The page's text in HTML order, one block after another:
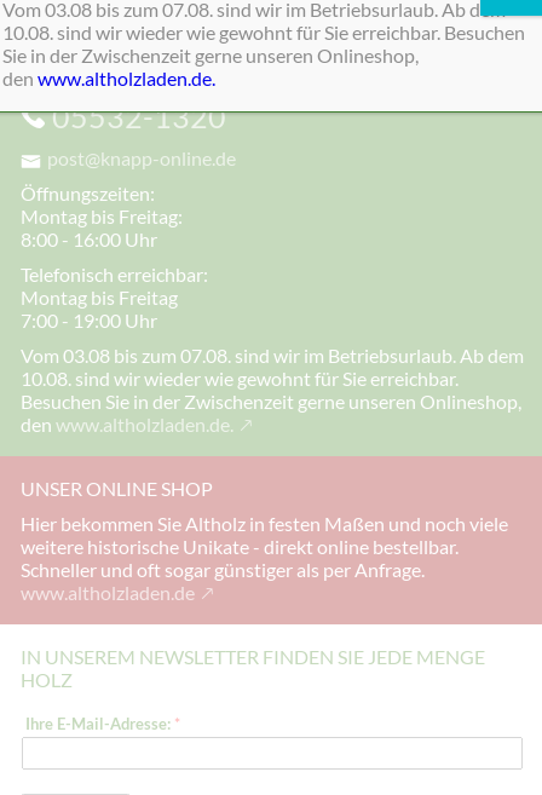
KONTAKT
05532-1320
post@knapp-online.de
Öffnungszeiten:
Montag bis Freitag:
8:00 - 16:00 Uhr
Telefonisch erreichbar:
Montag bis Freitag
7:00 - 19:00 Uhr
Vom 03.08 bis zum 07.08. sind wir im Betriebsurlaub. Ab dem
10.08. sind wir wieder wie gewohnt für Sie erreichbar.
Besuchen Sie in der Zwischenzeit gerne unseren Onlineshop,
den www.altholzladen.de.
UNSER ONLINE SHOP
Hier bekommen Sie Altholz in festen Maßen und noch viele
weitere historische Unikate - direkt online bestellbar.
Schneller und oft sogar günstiger als per Anfrage.
www.altholzladen.de
IN UNSEREM NEWSLETTER FINDEN SIE JEDE MENGE
HOLZ
I
r
Ihre E-Mail-Adresse: *
Vom 03.08 bis zum 07.08. sind wir im Betriebsurlaub. Ab dem
10.08. sind wir wieder wie gewohnt für Sie erreichbar. Besuchen
Sie in der Zwischenzeit gerne unseren Onlineshop,
denwww.altholzladen.de.